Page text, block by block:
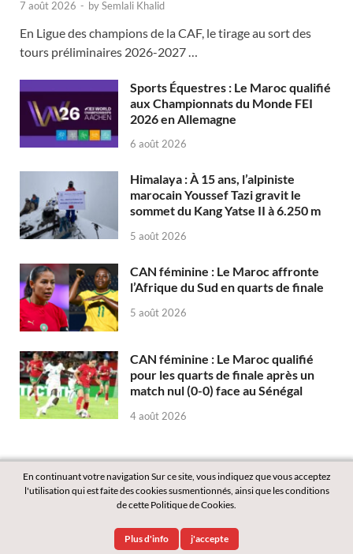
7 août 2026 - bySemlali Khalid
En Ligue des champions de la CAF, le tirage au sort des
tours préliminaires 2026-2027 …
Sports Équestres : Le Maroc qualifié
aux Championnats du Monde FEI
2026 en Allemagne
6 août 2026
Himalaya : À 15 ans, l’alpiniste
marocain Youssef Tazi gravit le
sommet du Kang Yatse II à 6.250 m
5 août 2026
CAN féminine : Le Maroc affronte
l’Afrique du Sud en quarts de finale
5 août 2026
CAN féminine : Le Maroc qualifié
pour les quarts de finale après un
match nul (0-0) face au Sénégal
4 août 2026
WordPressandHitMag.
En continuant votre navigation Sur ce site, vous indiquez que vous acceptez
l'utilisation qui est faite des cookies susmentionnés, ainsi que les conditions
de cette Politique de Cookies.
Plus d'info j'accepte